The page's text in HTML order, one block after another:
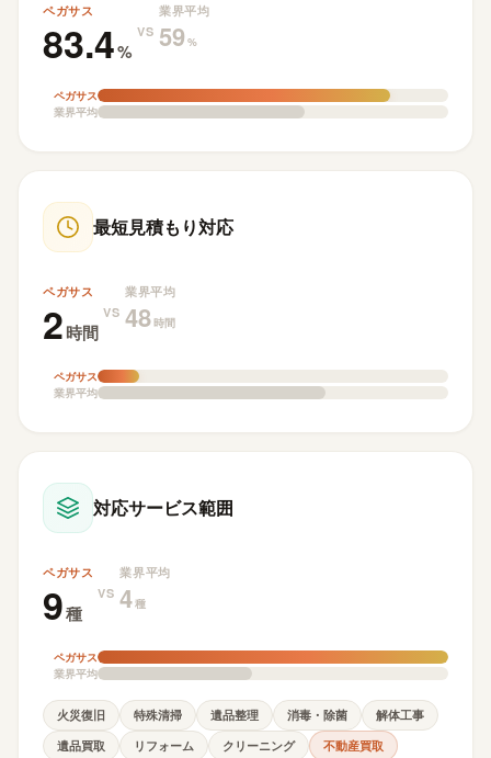
ペガサス
83.4%
VS
業界平均
59%
ペガサス
業界平均
最短見積もり対応
ペガサス
2時間
VS
業界平均
48時間
ペガサス
業界平均
対応サービス範囲
ペガサス
9種
VS
業界平均
4種
ペガサス
業界平均
火災復旧 特殊清掃 遺品整理 消毒・除菌
解体工事
遺品買取
リフォーム クリーニング 不動産買取